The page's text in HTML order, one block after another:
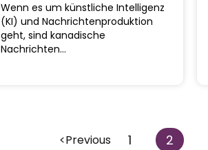
Wenn es um künstliche Intelligenz
(KI) und Nachrichtenproduktion
geht, sind kanadische
Nachrichten…
<Previous 1 2